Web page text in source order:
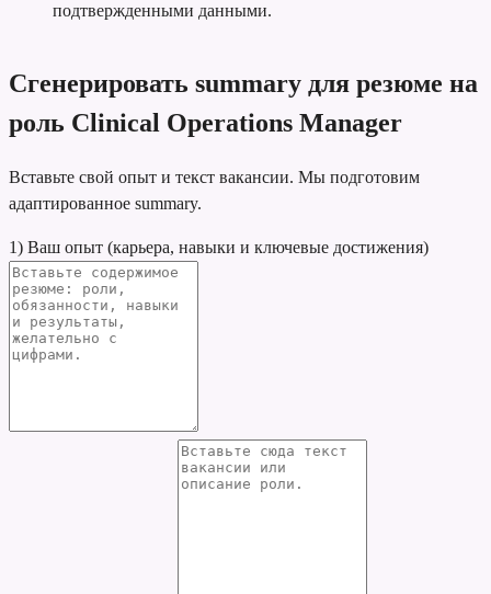
подтвержденными данными.
Сгенерировать summary для резюме на
роль Clinical Operations Manager
Вставьте свой опыт и текст вакансии. Мы подготовим
адаптированное summary.
1) Ваш опыт (карьера, навыки и ключевые достижения)